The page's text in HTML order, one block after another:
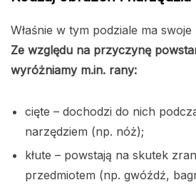
Właśnie w tym podziale ma swoje
Ze względu na przyczynę
wyróżniamy m.in. rany:
cięte – dochodzi do nich
narzędziem (np. nóż);
kłute – powstają na skutek
przedmiotem (np. gwóźdź,